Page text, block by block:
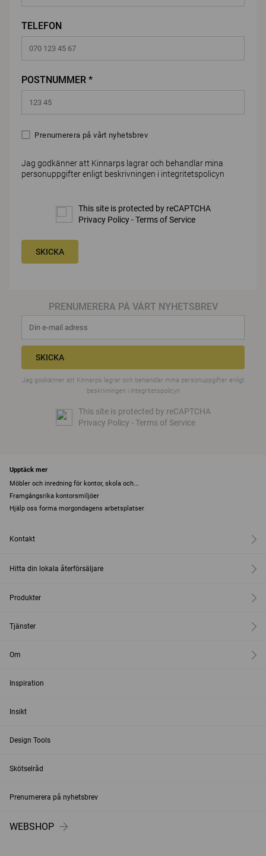
TELEFON
POSTNUMMER *
Prenumerera på vårt nyhetsbrev
Jag godkänner att Kinnarps lagrar och behandlar mina
personuppgifter enligt beskrivningen i integritetspolicyn
This site is protected by reCAPTCHA
Privacy Policy-Terms of Service
SKICKA
PRENUMERERA PÅ VÅRT NYHETSBREV
SKICKA
Jag godkänner att Kinnarps lagrar och behandlar mina personuppgifter enligt
beskrivningen i integritetspolicyn
This site is protected by reCAPTCHA
Privacy Policy -Terms of Service
Upptäck mer
Möbler och inredning för kontor, skola och...
Framgångsrika kontorsmiljöer
Hjälp oss forma morgondagens arbetsplatser
Kontakt
Hitta din lokala återförsäljare
Produkter
Tjänster
Om
Inspiration
Insikt
Design Tools
Skötselråd
Prenumerera på nyhetsbrev
WEBSHOP